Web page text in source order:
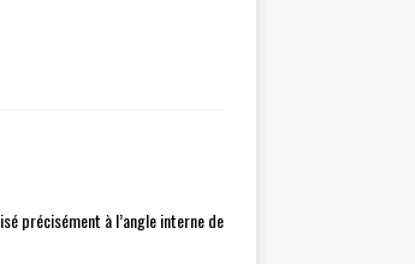
précisément à l’angle interne de